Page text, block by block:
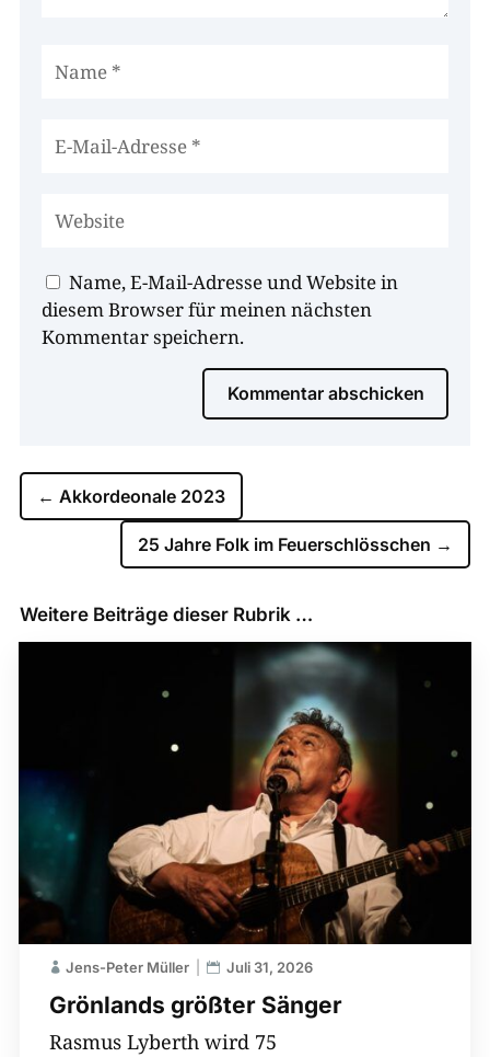
Name, E-Mail-Adresse und Website in
diesem Browser für meinen nächsten
Kommentar speichern.
Kommentar abschicken
← Akkordeonale 2023
25 Jahre Folk im Feuerschlösschen →
Weitere Beiträge dieser Rubrik …
Grönlands größter Sänger
Jens-Peter Müller Juli 31, 2026
Rasmus Lyberth wird 75